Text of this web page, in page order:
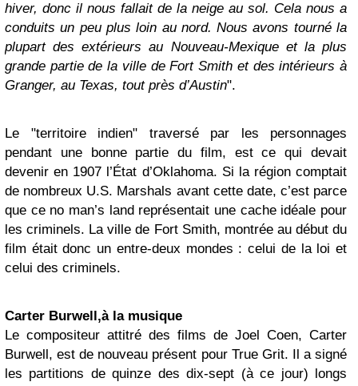
hiver, donc il nous fallait de la neige au sol. Cela nous a
conduits un peu plus loin au nord. Nous avons tourné la
plupart des extérieurs au Nouveau-Mexique et la plus
grande partie de la ville de Fort Smith et des intérieurs à
Granger, au Texas, tout près d’Austin".
Le "territoire indien" traversé par les personnages
pendant une bonne partie du film, est ce qui devait
devenir en 1907 l’État d’Oklahoma. Si la région comptait
de nombreux U.S. Marshals avant cette date, c’est parce
que ce no man’s land représentait une cache idéale pour
les criminels. La ville de Fort Smith, montrée au début du
film était donc un entre-deux mondes : celui de la loi et
celui des criminels.
Carter Burwell,à la musique
Le compositeur attitré des films de Joel Coen, Carter
Burwell, est de nouveau présent pour True Grit. Il a signé
les partitions de quinze des dix-sept (à ce jour) longs